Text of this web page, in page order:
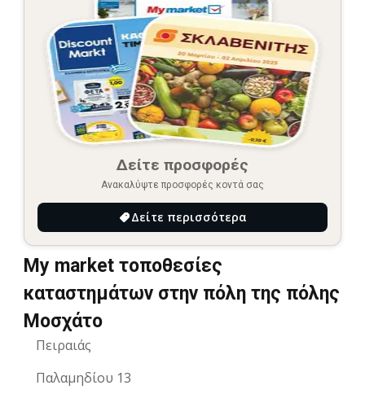
Δείτε προσφορές
Ανακαλύψτε προσφορές κοντά σας
Δείτε περισσότερα
My market τοποθεσίες
καταστημάτων στην πόλη της πόλης
Μοσχάτο
Πειραιάς
Παλαμηδίου 13